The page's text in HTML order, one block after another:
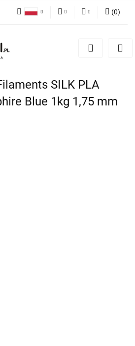
English
Zarejestruj się
(0)
SILK PLA
Blue 1kg 1,75 mm